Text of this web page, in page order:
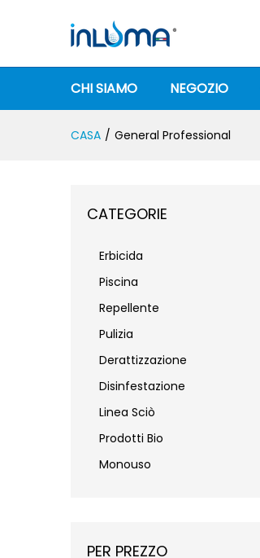
CHI SIAMO NEGOZIO
CASA / General Professional
CATEGORIE
Erbicida
Piscina
Repellente
Pulizia
Derattizzazione
Disinfestazione
Linea Sciò
Prodotti Bio
Monouso
PER PREZZO